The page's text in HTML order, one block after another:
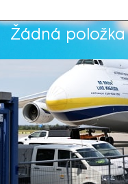
Žádná